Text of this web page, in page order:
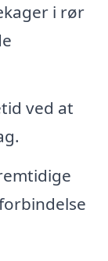
i rør
ved at